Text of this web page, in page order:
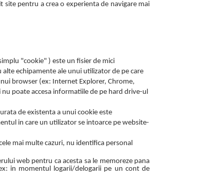
pentru a crea o experienta de navigare mai
"cookie" ) este un fisier de mici
echipamente ale unui utilizator de pe care
browser (ex: Internet Explorer, Chrome,
poate accesa informatiile de pe hard drive-ul
de existenta a unui cookie este
in care un utilizator se intoarce pe website-
mai multe cazuri, nu identifica personal
web pentru ca acesta sa le memoreze pana
in momentul logarii/delogarii pe un cont de